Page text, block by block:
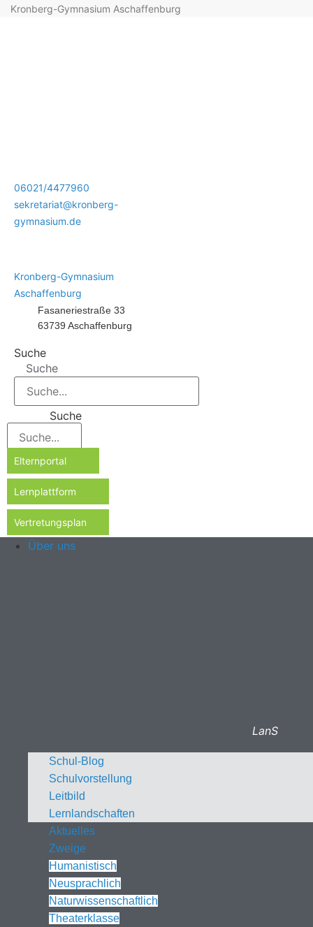
Kronberg-Gymnasium Aschaffenburg
06021/4477960
sekretariat@kronberg-
gymnasium.de
Kronberg-Gymnasium
Aschaffenburg
Fasaneriestraße 33
63739 Aschaffenburg
Suche
Suche
Suche
Elternportal
Lernplattform
Vertretungsplan
Über uns
LanS
Schul-Blog
Schulvorstellung
Leitbild
Lernlandschaften
Aktuelles
Zweige
Humanistisch
Neusprachlich
Naturwissenschaftlich
Theaterklasse